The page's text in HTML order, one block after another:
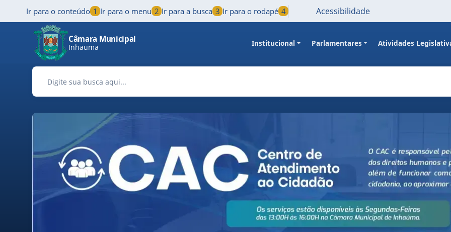
Pular para o conteúdo principal
Ir para o conteúdo 1 Ir para o menu 2 Ir para a busca 3 Ir para o rodapé 4 Acessibilidade
Câmara Municipal
Inhauma Institucional Parlamentares Atividades